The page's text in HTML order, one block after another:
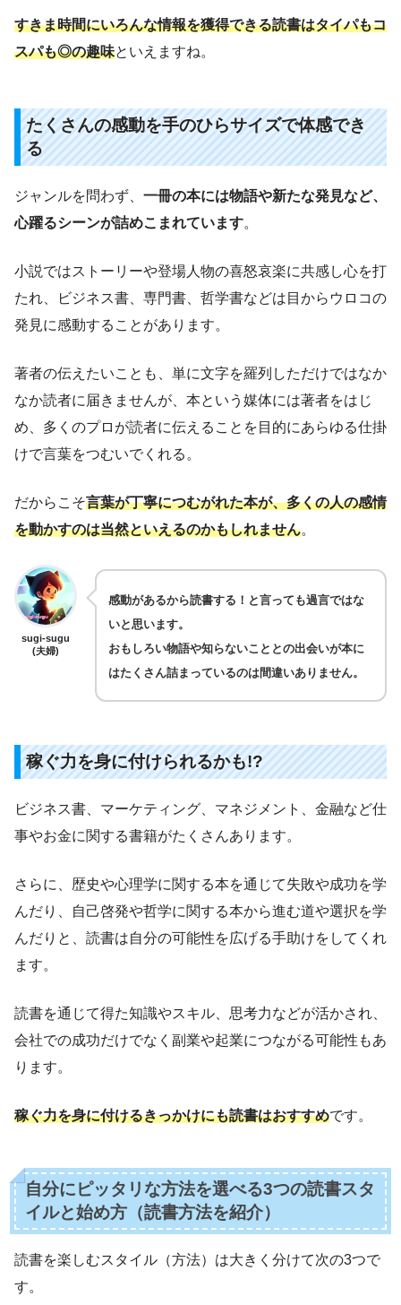
すきま時間にいろんな情報を獲得できる読書はタイパもコ
スパも◎の趣味といえますね。
たくさんの感動を手のひらサイズで体感でき
る
ジャンルを問わず、 一冊の本には物語や新たな発見など、
心躍るシーンが詰めこまれています。
小説ではストーリーや登場人物の喜怒哀楽に共感し心を打
たれ、ビジネス書、専門書、哲学書などは目からウロコの
発見に感動することがあります。
著者の伝えたいことも、単に文字を羅列しただけではなか
なか読者に届きませんが、本という媒体には著者をはじ
め、多くのプロが読者に伝えることを目的にあらゆる仕掛
けで言葉をつむいでくれる。
だからこそ言葉が丁寧につむがれた本が、多くの人の感情
を動かすのは当然といえるのかもしれません。
sugi-sugu
(夫婦)
感動があるから読書する！と言っても過言ではな
いと思います。
おもしろい物語や知らないこととの出会いが本に
はたくさん詰まっているのは間違いありません。
稼ぐ力を身に付けられるかも!?
ビジネス書、マーケティング、マネジメント、金融など仕
事やお金に関する書籍がたくさんあります。
さらに、歴史や心理学に関する本を通じて失敗や成功を学
んだり、自己啓発や哲学に関する本から進む道や選択を学
んだりと、読書は自分の可能性を広げる手助けをしてくれ
ます。
読書を通じて得た知識やスキル、思考力などが活かされ、
会社での成功だけでなく副業や起業につながる可能性もあ
ります。
稼ぐ力を身に付けるきっかけにも読書はおすすめです。
自分にピッタリな方法を選べる3つの読書スタ
イルと始め方（読書方法を紹介）
読書を楽しむスタイル（方法）は大きく分けて次の3つで
す。